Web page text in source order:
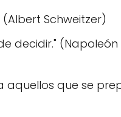
Schweitzer)
decidir." (Napoleón
aquellos que se